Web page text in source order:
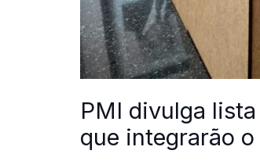
PMI divulga
que integrarão o